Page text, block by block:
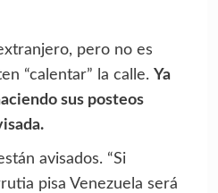
pero no es
“calentar” la calle. Ya
sus posteos
avisados. “Si
pisa Venezuela será